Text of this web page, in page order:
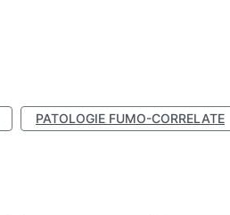
PATOLOGIE FUMO-CORRELATE